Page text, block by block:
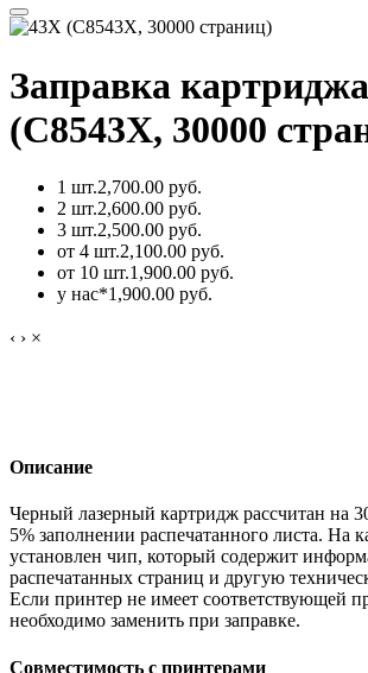
Заправка
(C8543Х, 30000
1 шт.2,700.00 руб.
2 шт.2,600.00 руб.
3 шт.2,500.00 руб.
от 4 шт.2,100.00 руб.
от 10 шт.1,900.00 руб.
у нас*1,900.00 руб.
‹ › ×
Описание
Черный лазерный картридж рассчитан на
5% заполнении распечатанного листа. На
установлен чип, который содержит
распечатанных страниц и другую
Если принтер не имеет соответствующей
необходимо заменить при заправке.
Совместимость с принтерами